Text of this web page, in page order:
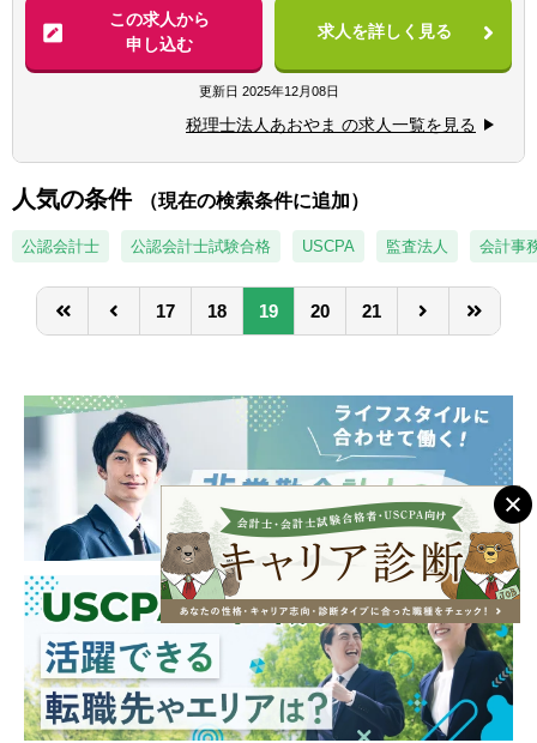
ライアントを担当して頂きながら徐々に経験
を積んでいただきます。
【定型業務】
■税務代理業務、税務相談・コンサルティン
グ業務、会計処理・給与計算代行業務
【会計ソフト】
弥生会計, freee, money forward, 勘定奉行な
ど
【お勧めポイント】
以下の方々に最適な事務所です。
・より一層法人の税務会計知識と経験を深め
ず知識のインプットが十分にできなかった方
・ワークライフバランスを適正化したい方
・現在の福利厚生に不満を抱いている方
・繁忙期の過重労働をできるだけ減らしたい
方
この求人から
申し込む
求人を詳しく見る
更新日 2025年12月08日
税理士法人あおやま の求人一覧を見る
人気の条件 （現在の検索条件に追加）
公認会計士 公認会計士試験合格 USCPA 監査法人 会計事
17 18 19 20 21